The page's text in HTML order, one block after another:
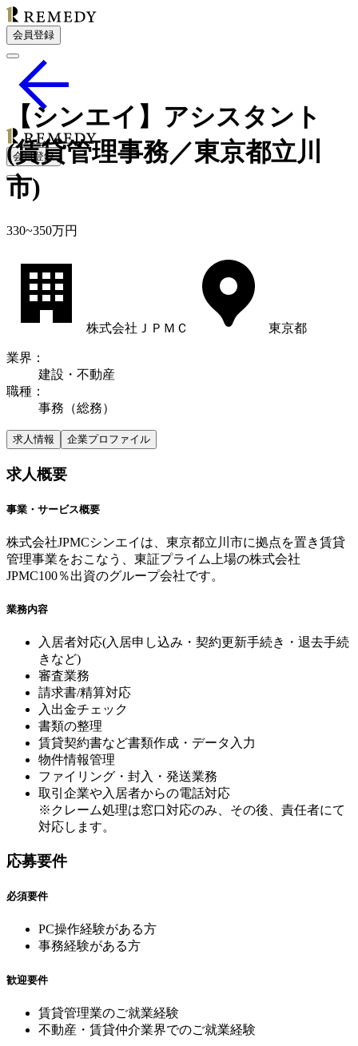
会員登録
会員登録
【シンエイ】アシスタント
(賃貸管理事務／東京都立川
市)
330~350万円
株式会社ＪＰＭＣ 東京都
業界 ：
建設・不動産
職種 ：
事務（総務）
求人情報 企業プロファイル
求人概要
事業・サービス概要
株式会社JPMCシンエイは、東京都立川市に拠点を置き賃貸
管理事業をおこなう、東証プライム上場の株式会社
JPMC100％出資のグループ会社です。
業務内容
入居者対応(入居申し込み・契約更新手続き・退去手続
きなど)
審査業務
請求書/精算対応
入出金チェック
書類の整理
賃貸契約書など書類作成・データ入力
物件情報管理
ファイリング・封入・発送業務
取引企業や入居者からの電話対応
※クレーム処理は窓口対応のみ、その後、責任者にて
対応します。
応募要件
必須要件
PC操作経験がある方
事務経験がある方
歓迎要件
賃貸管理業のご就業経験
不動産・賃貸仲介業界でのご就業経験